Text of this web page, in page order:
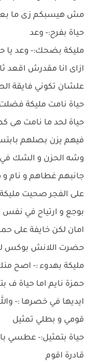
مش هيسبكم زى ما
حياة بفرح:- وعد
مليكة بضحك:- وعد يا
ازاى انا مقدرش اقعد
علشان تكوني فايقة
حياة نامت مليكة
حياة لحد ما نامت هى
فيهم يزن بصلهم
وشه الحزن و الشك في
جانبهم غطاهم و نام و
على الفجر صحيت
بوجع و ارتياح في
امان لكن خايفة على
حضرت اللانش بوكس
مليكة بهدوء :- اصح
حمزة نايم اما حياة ف
ايديها في خصرها :-
قومي و بطلي تمثيل
حياة بتمثيل:- عطسي
قادرة اقوم